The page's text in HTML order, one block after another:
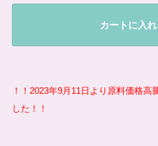
カートに入
！！2023年9月11日より原料価格高
した！！